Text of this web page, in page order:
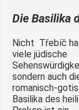
Die Basilika
Nicht Třebíč
viele jüdische
sondern auch
romanisch-
Basilika des